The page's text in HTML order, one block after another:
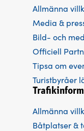
Allmänna
Media &
Bild- och
Officiell
Tipsa om
Turistbyråer
Allmänna
Båtplatser &